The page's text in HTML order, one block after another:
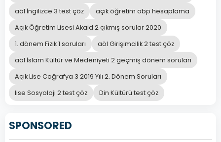
aöl İngilizce 3 test çöz
açık öğretim obp hesaplama
Açık Öğretim Lisesi Akaid 2 çıkmış sorular 2020
1. dönem Fizik 1 soruları
aöl Girişimcilik 2 test çöz
aöl İslam Kültür ve Medeniyeti 2 geçmiş dönem soruları
Açık Lise Coğrafya 3 2019 Yılı 2. Dönem Soruları
lise Sosyoloji 2 test çöz
Din Kültürü test çöz
SPONSORED